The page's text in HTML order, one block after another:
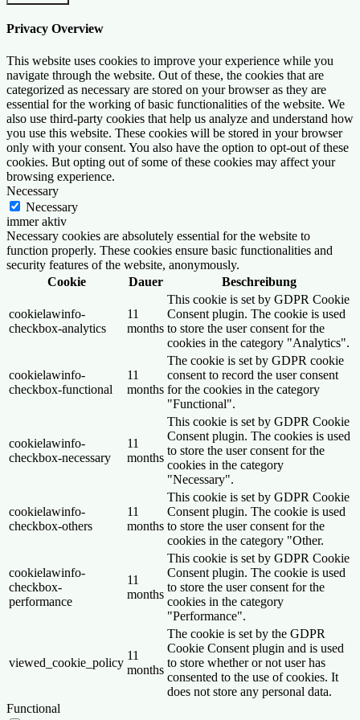
Privacy Overview
This website uses cookies to improve your experience while you
navigate through the website. Out of these, the cookies that are
categorized as necessary are stored on your browser as they are
essential for the working of basic functionalities of the website. We
also use third-party cookies that help us analyze and understand how
you use this website. These cookies will be stored in your browser
only with your consent. You also have the option to opt-out of these
cookies. But opting out of some of these cookies may affect your
browsing experience.
Necessary
Necessary
immer aktiv
Necessary cookies are absolutely essential for the website to
function properly. These cookies ensure basic functionalities and
security features of the website, anonymously.
Cookie
Dauer Beschreibung
cookielawinfo-
checkbox-analytics
11
months
This cookie is set by GDPR Cookie
Consent plugin. The cookie is used
to store the user consent for the
cookies in the category "Analytics".
cookielawinfo-
checkbox-functional
11
months
The cookie is set by GDPR cookie
consent to record the user consent
for the cookies in the category
"Functional".
cookielawinfo-
checkbox-necessary
11
months
This cookie is set by GDPR Cookie
Consent plugin. The cookies is used
to store the user consent for the
cookies in the category
"Necessary".
cookielawinfo-
checkbox-others
11
months
This cookie is set by GDPR Cookie
Consent plugin. The cookie is used
to store the user consent for the
cookies in the category "Other.
cookielawinfo-
checkbox-
performance
11
months
This cookie is set by GDPR Cookie
Consent plugin. The cookie is used
to store the user consent for the
cookies in the category
"Performance".
viewed_cookie_policy
11
months
The cookie is set by the GDPR
Cookie Consent plugin and is used
to store whether or not user has
consented to the use of cookies. It
does not store any personal data.
Functional